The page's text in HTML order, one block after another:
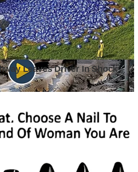
Tentu Menjadi Peluang yang
Investor Perlu Melihat Lebih dari